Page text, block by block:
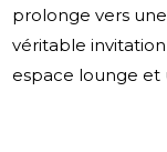
prolonge vers
véritable
espace lounge et